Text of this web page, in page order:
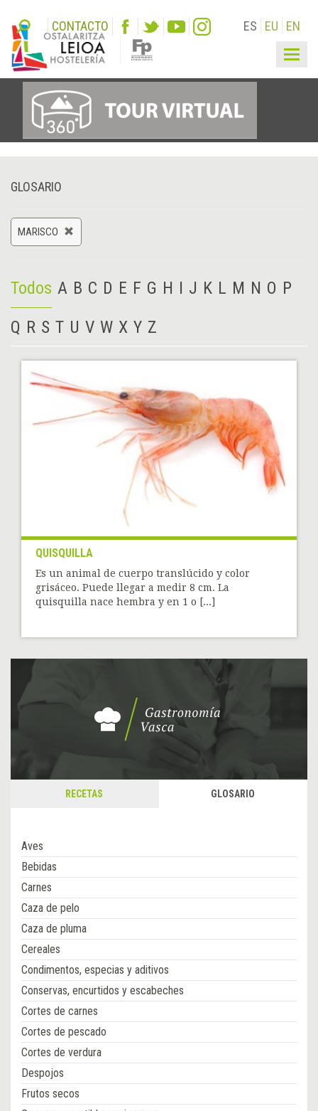
CONTACTO ES EU EN
GLOSARIO
MARISCO
Todos A B C D E F G H I J K L M N O P
Q R S T U V W X Y Z
QUISQUILLA
Es un animal de cuerpo translúcido y color
grisáceo. Puede llegar a medir 8 cm. La
quisquilla nace hembra y en 1 o [...]
RECETAS GLOSARIO
Aves
Bebidas
Carnes
Caza de pelo
Caza de pluma
Cereales
Condimentos, especias y aditivos
Conservas, encurtidos y escabeches
Cortes de carnes
Cortes de pescado
Cortes de verdura
Despojos
Frutos secos